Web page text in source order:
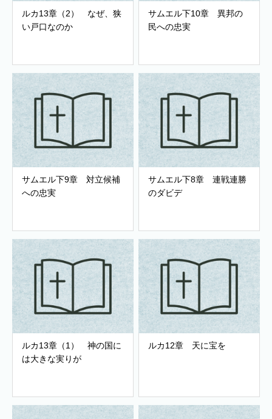
ルカ13章（2） なぜ、狭
い戸口なのか
サムエル下10章 異邦の
民への忠実
サムエル下9章 対立候補
への忠実
サムエル下8章 連戦連勝
のダビデ
ルカ13章（1） 神の国に
は大きな実りが
ルカ12章 天に宝を